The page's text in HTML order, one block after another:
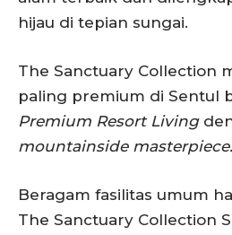
hijau di tepian sungai.
The Sanctuary Collection
paling premium di Sentul
Premium Resort Living
mountainside masterpiece.
Beragam fasilitas umum
The Sanctuary Collection